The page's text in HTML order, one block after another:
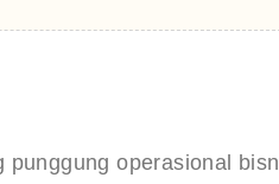
punggung operasional